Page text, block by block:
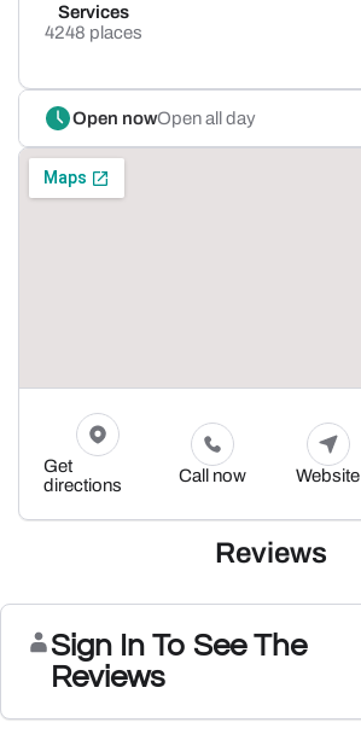
Services
4248 places
Open nowOpen all day
Get
directions
Call now Website
Reviews
Sign In To See The
Reviews